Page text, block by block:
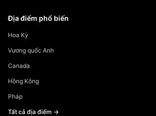
Địa điểm phổ biến
Hoa Kỳ
Vương quốc Anh
Canada
Hồng Kông
Pháp
Tất cả địa điểm →